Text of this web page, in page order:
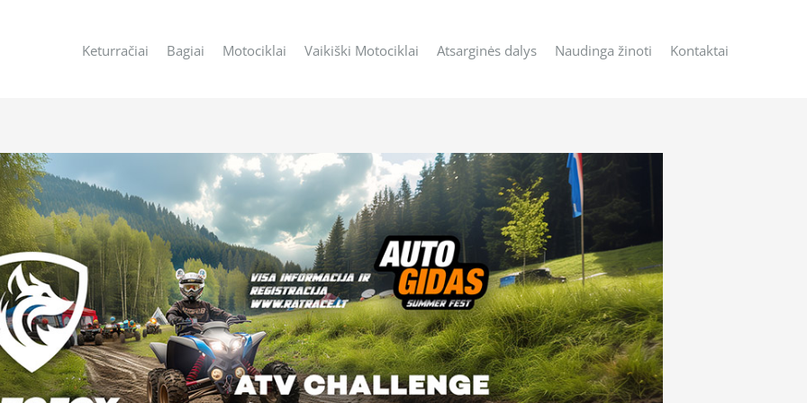
Keturračiai Bagiai Motociklai Vaikiški Motociklai Atsarginės dalys Naudinga žinoti Kontaktai